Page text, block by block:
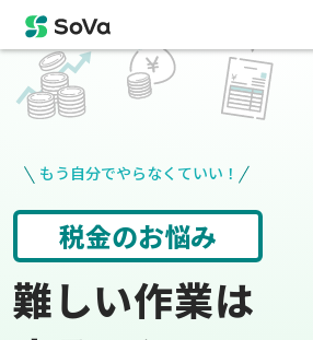
もう自分でやらなくていい！
役所手続き
難しい作業は